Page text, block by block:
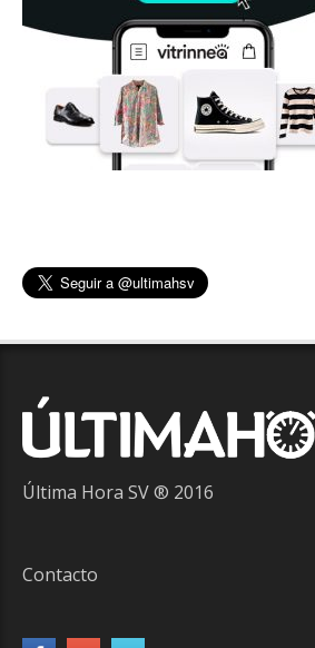
Última Hora SV ® 2016
Contacto